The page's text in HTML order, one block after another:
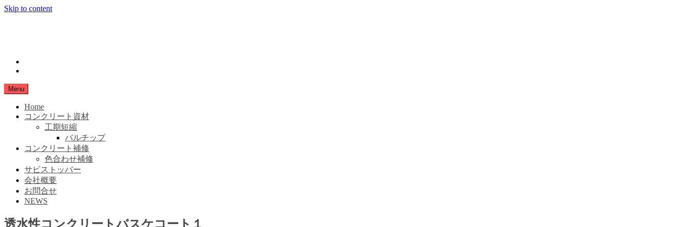
Skip to content
Menu
Home
コンクリート資材
工期短縮
バルチップ
コンクリート補修
色合わせ補修
サビストッパー
会社概要
お問合せ
NEWS
透水性コンクリートバスケコート１